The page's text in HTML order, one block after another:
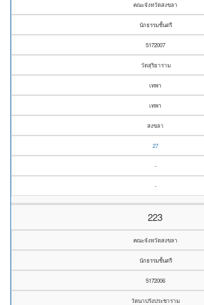
คณะจังหวัดสงขลา
นักธรรมชั้นตรี
5172007
วัดสุริยาราม
เทพา
เทพา
สงขลา
27
-
-
223
คณะจังหวัดสงขลา
นักธรรมชั้นตรี
5172006
วัดนาปรังประชาราม